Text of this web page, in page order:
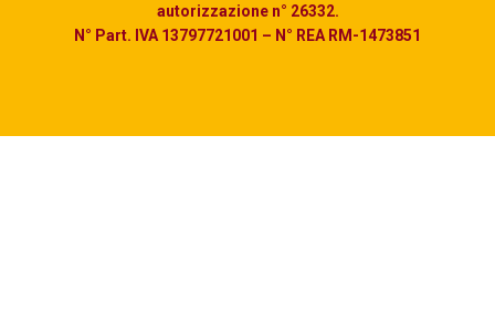
autorizzazione n° 26332.
N° Part. IVA 13797721001 – N° REA RM-1473851